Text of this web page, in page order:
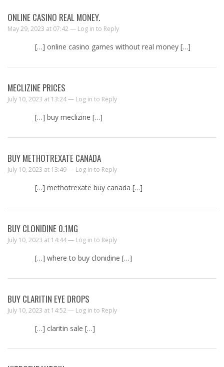
ONLINE CASINO REAL MONEY.
May 29, 2023 at 07:42 — Log in to Reply
[…] online casino games without real money […]
MECLIZINE PRICES
July 10, 2023 at 13:24 — Log in to Reply
[…] buy meclizine […]
BUY METHOTREXATE CANADA
July 10, 2023 at 13:49 — Log in to Reply
[…] methotrexate buy canada […]
BUY CLONIDINE 0.1MG
July 10, 2023 at 14:44 — Log in to Reply
[…] where to buy clonidine […]
BUY CLARITIN EYE DROPS
July 10, 2023 at 14:52 — Log in to Reply
[…] claritin sale […]